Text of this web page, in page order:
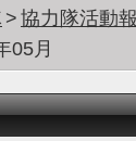
協力隊活動
05月